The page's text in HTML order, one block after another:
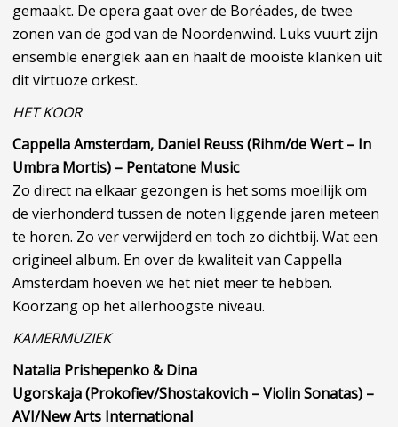
gemaakt. De opera gaat over de Boréades, de twee
zonen van de god van de Noordenwind. Luks vuurt zijn
ensemble energiek aan en haalt de mooiste klanken uit
dit virtuoze orkest.
HET KOOR
Cappella Amsterdam, Daniel Reuss (Rihm/de Wert – In
Umbra Mortis) – Pentatone Music
Zo direct na elkaar gezongen is het soms moeilijk om
de vierhonderd tussen de noten liggende jaren meteen
te horen. Zo ver verwijderd en toch zo dichtbij. Wat een
origineel album. En over de kwaliteit van Cappella
Amsterdam hoeven we het niet meer te hebben.
Koorzang op het allerhoogste niveau.
KAMERMUZIEK
Natalia Prishepenko & Dina
Ugorskaja (Prokofiev/Shostakovich – Violin Sonatas) –
AVI/New Arts International